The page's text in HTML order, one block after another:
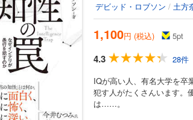
デビッド・ロブソン / 土方
1,100円 (税込) 5pt
4.3
28件
IQが高い人、有名大学を卒
犯す人がたくさんいます。
は……。